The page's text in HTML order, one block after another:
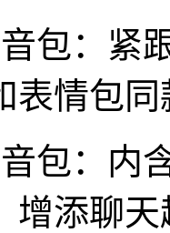
包：紧
表情包
包：内
增添聊